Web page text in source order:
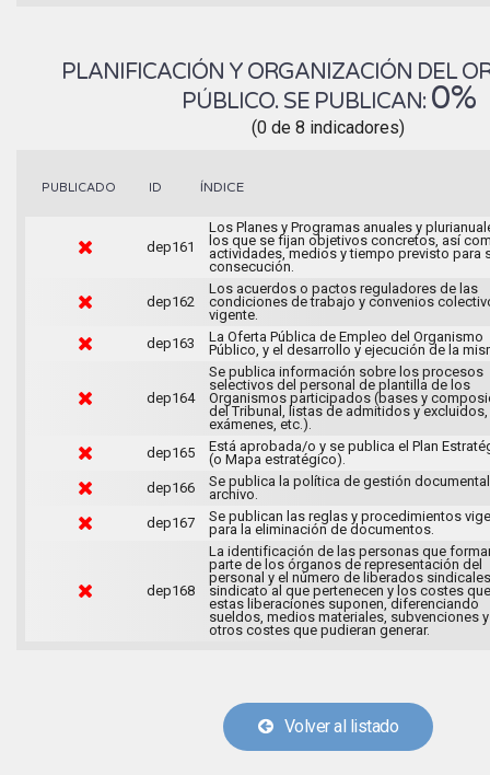
PLANIFICACIÓN Y ORGANIZACIÓN DEL
PÚBLICO. SE PUBLICAN: 0%
(0 de 8 indicadores)
PUBLICADO ID ÍNDICE
dep161
Los Planes y Programas anuales y
los que se fijan objetivos concretos, así
actividades, medios y tiempo previsto para
consecución.
dep162
Los acuerdos o pactos reguladores de las
condiciones de trabajo y convenios
vigente.
dep163
La Oferta Pública de Empleo del Organismo
Público, y el desarrollo y ejecución de la
dep164
Se publica información sobre los procesos
selectivos del personal de plantilla de los
Organismos participados (bases y
del Tribunal, listas de admitidos y excluidos,
exámenes, etc.).
dep165
Está aprobada/o y se publica el Plan
(o Mapa estratégico).
dep166
Se publica la política de gestión
archivo.
dep167
Se publican las reglas y procedimientos
para la eliminación de documentos.
dep168
La identificación de las personas que
parte de los órganos de representación del
personal y el número de liberados
sindicato al que pertenecen y los costes que
estas liberaciones suponen, diferenciando
sueldos, medios materiales, subvenciones y
otros costes que pudieran generar.
Volver al listado